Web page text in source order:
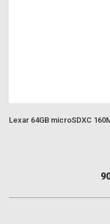
Lexar 64GB microSDXC